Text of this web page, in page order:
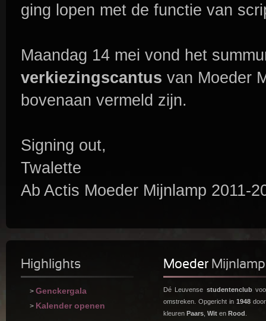
ging lopen met de functie van
Maandag 14 mei vond het
verkiezingscantus van Moeder
bovenaan vermeld zijn.
Signing out,
Twalette
Ab Actis Moeder Mijnlamp 2011-
Highlights
> Genckergala
> Kalender openen
Moeder Mijnlamp
Dé Leuvense studentenclub
omstreken. Opgericht in 1948
kleuren Paars Wit en Rood